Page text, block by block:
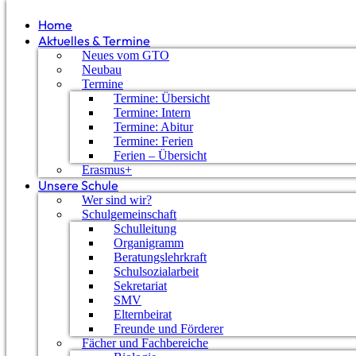
Home
Aktuelles & Termine
Neues vom GTO
Neubau
Termine
Termine: Übersicht
Termine: Intern
Termine: Abitur
Termine: Ferien
Ferien – Übersicht
Erasmus+
Unsere Schule
Wer sind wir?
Schulgemeinschaft
Schulleitung
Organigramm
Beratungslehrkraft
Schulsozialarbeit
Sekretariat
SMV
Elternbeirat
Freunde und Förderer
Fächer und Fachbereiche
Ende Januar verbrachten die Klassen 8b und 8c
Schneider und E. Kirchgessner) erlebnisreiche Tage
Von Anfang an zeigten die Schülerinnen und
fortgeschrittenen Fahrer auf den verschneiten